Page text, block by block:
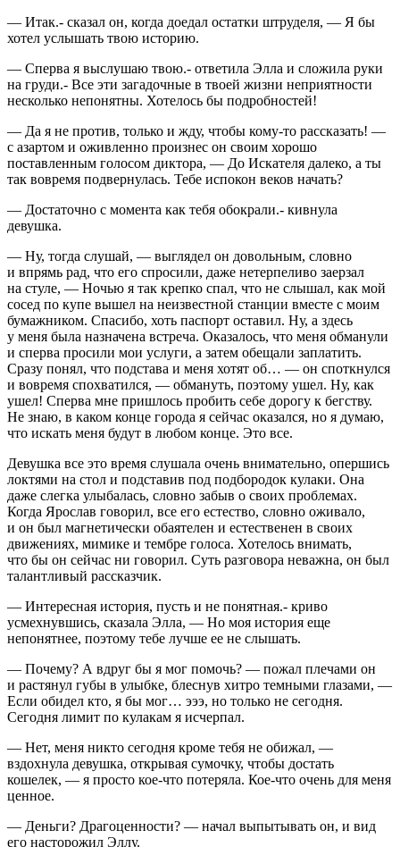
— Итак.- сказал он, когда доедал остатки штруделя, — Я бы
хотел услышать твою историю.
— Сперва я выслушаю твою.- ответила Элла и сложила руки
на груди.- Все эти загадочные в твоей жизни неприятности
несколько непонятны. Хотелось бы подробностей!
— Да я не против, только и жду, чтобы кому-то рассказать! —
с азартом и оживленно произнес он своим хорошо
поставленным голосом диктора, — До Искателя далеко, а ты
так вовремя подвернулась. Тебе испокон веков начать?
— Достаточно с момента как тебя обокрали.- кивнула
девушка.
— Ну, тогда слушай, — выглядел он довольным, словно
и впрямь рад, что его спросили, даже нетерпеливо заерзал
на стуле, — Ночью я так крепко спал, что не слышал, как мой
сосед по купе вышел на неизвестной станции вместе с моим
бумажником. Спасибо, хоть паспорт оставил. Ну, а здесь
у меня была назначена встреча. Оказалось, что меня обманули
и сперва просили мои услуги, а затем обещали заплатить.
Сразу понял, что подстава и меня хотят об… — он споткнулся
и вовремя спохватился, — обмануть, поэтому ушел. Ну, как
ушел! Сперва мне пришлось пробить себе дорогу к бегству.
Не знаю, в каком конце города я сейчас оказался, но я думаю,
что искать меня будут в любом конце. Это все.
Девушка все это время слушала очень внимательно, опершись
локтями на стол и подставив под подбородок кулаки. Она
даже слегка улыбалась, словно забыв о своих проблемах.
Когда Ярослав говорил, все его естество, словно оживало,
и он был магнетически обаятелен и естественен в своих
движениях, мимике и тембре голоса. Хотелось внимать,
что бы он сейчас ни говорил. Суть разговора неважна, он был
талантливый рассказчик.
— Интересная история, пусть и не понятная.- криво
усмехнувшись, сказала Элла, — Но моя история еще
непонятнее, поэтому тебе лучше ее не слышать.
— Почему? А вдруг бы я мог помочь? — пожал плечами он
и растянул губы в улыбке, блеснув хитро темными глазами, —
Если обидел кто, я бы мог… эээ, но только не сегодня.
Сегодня лимит по кулакам я исчерпал.
— Нет, меня никто сегодня кроме тебя не обижал, —
вздохнула девушка, открывая сумочку, чтобы достать
кошелек, — я просто кое-что потеряла. Кое-что очень для меня
ценное.
— Деньги? Драгоценности? — начал выпытывать он, и вид
его насторожил Эллу.